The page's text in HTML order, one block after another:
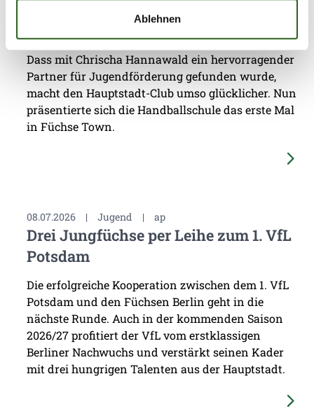
Ablehnen
Für die Füchse Berlin hat die eigene
Nachwuchsarbeit stets eine sehr hohe Priorität.
Dass mit Chrischa Hannawald ein hervorragender
Partner für Jugendförderung gefunden wurde,
macht den Hauptstadt-Club umso glücklicher. Nun
präsentierte sich die Handballschule das erste Mal
in Füchse Town.
08.07.2026 | Jugend | ap
Drei Jungfüchse per Leihe zum 1. VfL
Potsdam
Die erfolgreiche Kooperation zwischen dem 1. VfL
Potsdam und den Füchsen Berlin geht in die
nächste Runde. Auch in der kommenden Saison
2026/27 profitiert der VfL vom erstklassigen
Berliner Nachwuchs und verstärkt seinen Kader
mit drei hungrigen Talenten aus der Hauptstadt.